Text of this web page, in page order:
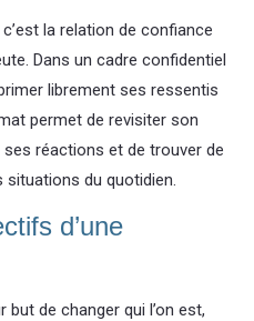
la relation de confiance
Dans un cadre confidentiel
librement ses ressentis
permet de revisiter son
réactions et de trouver de
situations du quotidien.
d’une
but de changer qui l’on est,